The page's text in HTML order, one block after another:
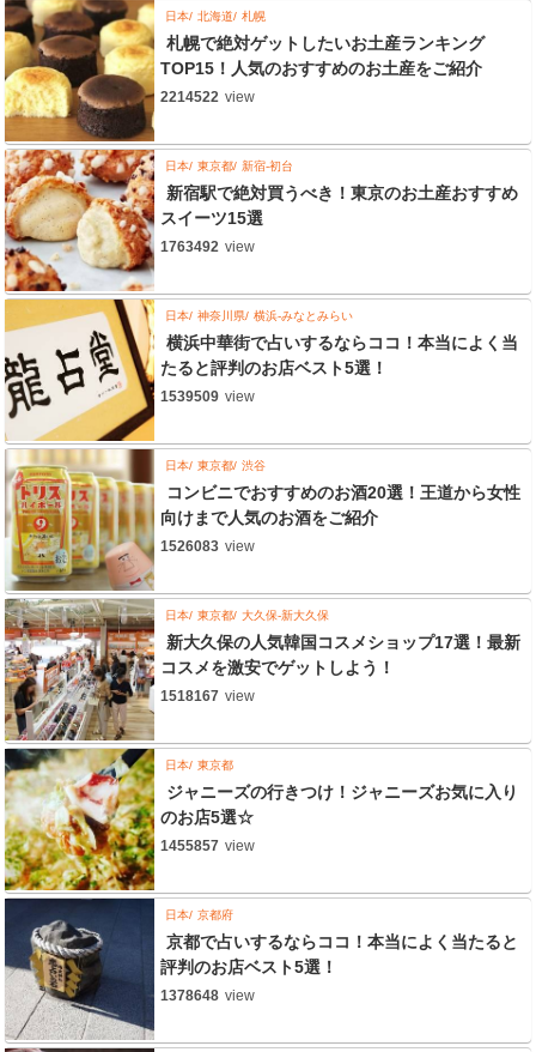
日本 北海道 札幌
札幌で絶対ゲットしたいお土産ランキング
TOP15！人気のおすすめのお土産をご紹介
2214522 view
日本 東京都 新宿-初台
新宿駅で絶対買うべき！東京のお土産おすすめ
スイーツ15選
1763492 view
日本 神奈川県 横浜-みなとみらい
横浜中華街で占いするならココ！本当によく当
たると評判のお店ベスト5選！
1539509 view
日本 東京都 渋谷
コンビニでおすすめのお酒20選！王道から女性
向けまで人気のお酒をご紹介
1526083 view
日本 東京都 大久保-新大久保
新大久保の人気韓国コスメショップ17選！最新
コスメを激安でゲットしよう！
1518167 view
日本 東京都
ジャニーズの行きつけ！ジャニーズお気に入り
のお店5選☆
1455857 view
日本 京都府
京都で占いするならココ！本当によく当たると
評判のお店ベスト5選！
1378648 view